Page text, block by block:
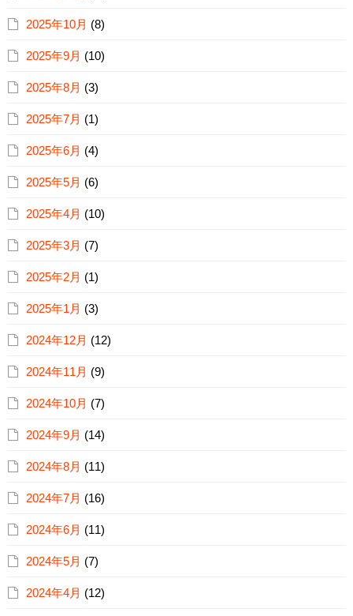
2025年10月 (8)
2025年9月 (10)
2025年8月 (3)
2025年7月 (1)
2025年6月 (4)
2025年5月 (6)
2025年4月 (10)
2025年3月 (7)
2025年2月 (1)
2025年1月 (3)
2024年12月 (12)
2024年11月 (9)
2024年10月 (7)
2024年9月 (14)
2024年8月 (11)
2024年7月 (16)
2024年6月 (11)
2024年5月 (7)
2024年4月 (12)